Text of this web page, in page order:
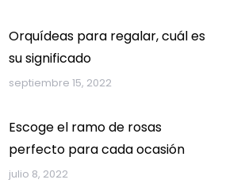
Orquídeas para regalar, cuál es
su significado
septiembre 15, 2022
Escoge el ramo de rosas
perfecto para cada ocasión
julio 8, 2022